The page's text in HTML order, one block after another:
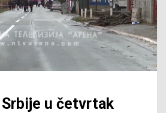
u četvrtak